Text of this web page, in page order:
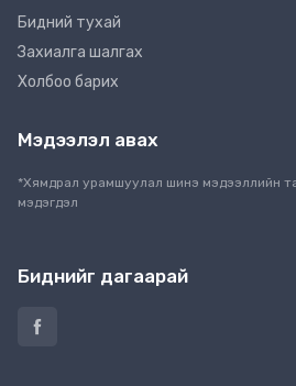
Бидний тухай
Захиалга шалгах
Холбоо барих
Мэдээлэл авах
*Хямдрал урамшуулал шинэ мэдээллийн
мэдэгдэл
Биднийг дагаарай